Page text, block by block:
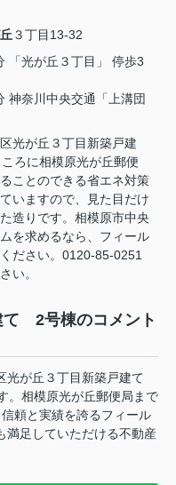
３丁目13-32
「光が丘３丁目」 停歩3
神奈川中央交通「上溝団
光が丘３丁目新築戸建
ろに相模原光が丘郵便
ことのできる省エネ対策
いますので、見た目だけ
造りです。相模原市中央
を求めるなら、フィール
ださい。0120-85-0251
い。
て 2号棟のコメント
光が丘３丁目新築戸建て
。相模原光が丘郵便局まで
頼と実績を誇るフィール
満足していただける不動産